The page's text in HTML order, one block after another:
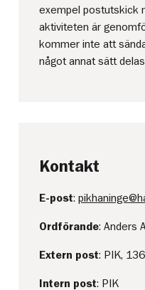
exempel postutskick
aktiviteten är
kommer inte att
något annat sätt
Kontakt
E-post:
Ordförande: Anders
Extern post: PIK,
Intern post: PIK